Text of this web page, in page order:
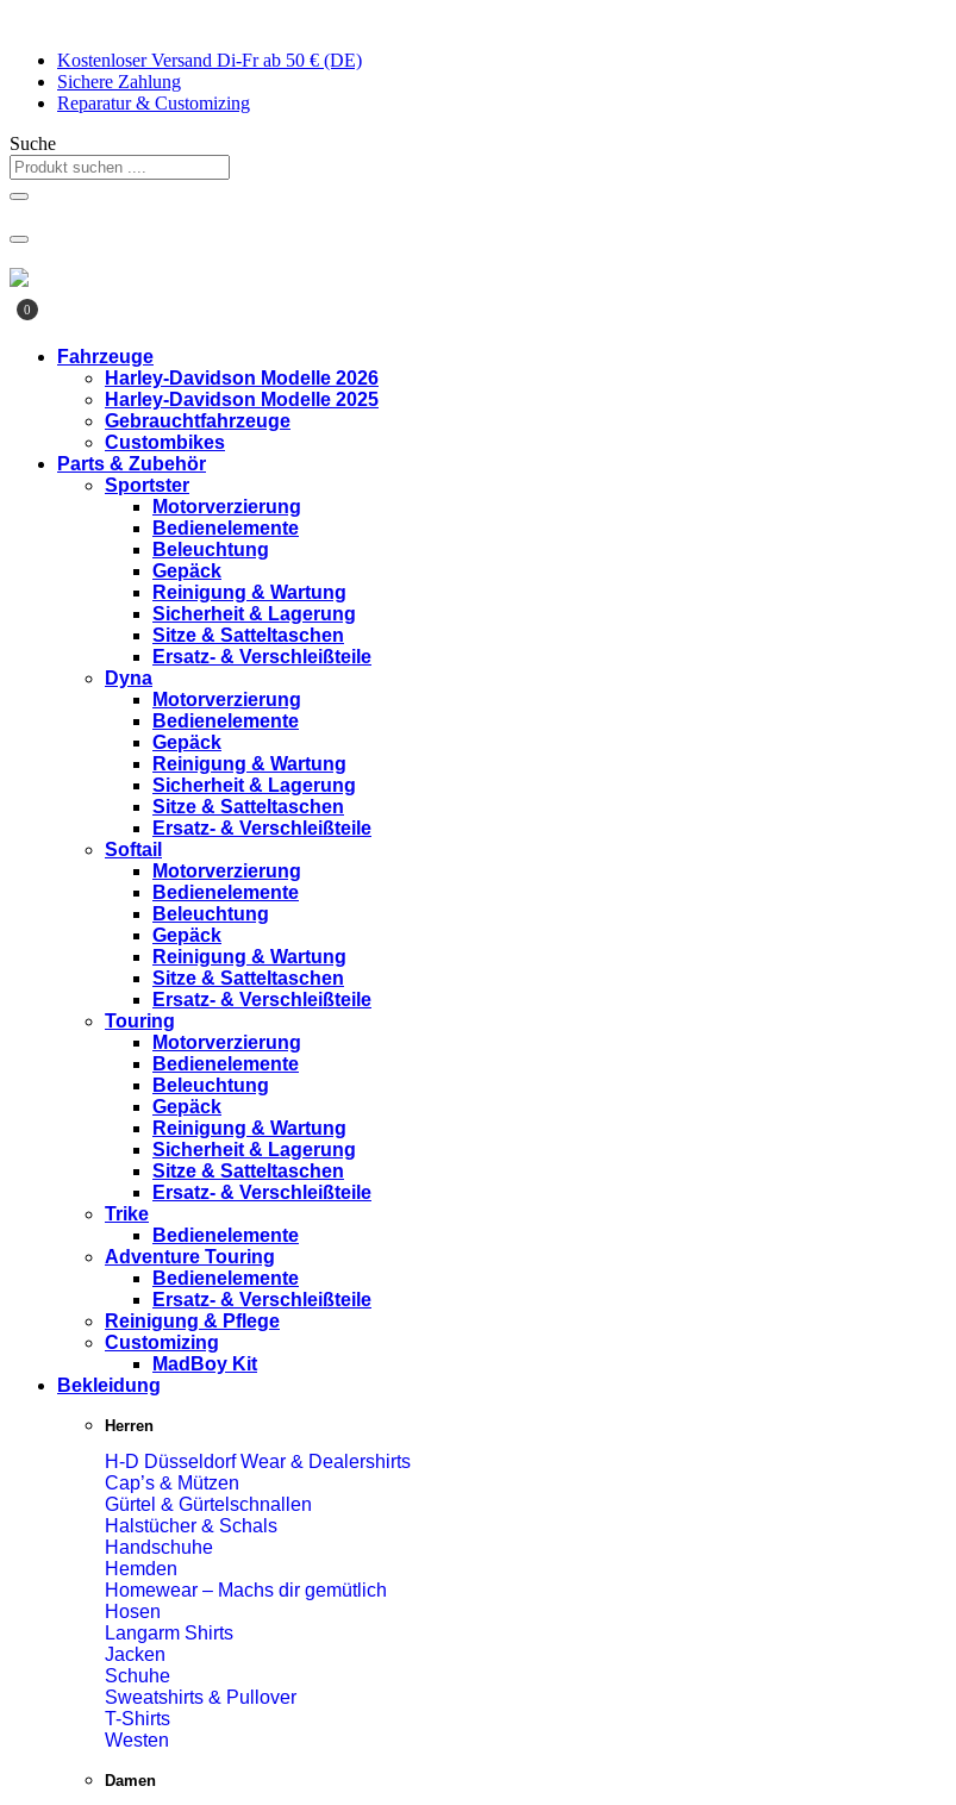
springenKostenloser Versand Di-Fr ab 50 € (DE)
Sichere Zahlung
Reparatur & Customizing
Suche
0
Fahrzeuge
Harley-Davidson Modelle 2026
Harley-Davidson Modelle 2025
Gebrauchtfahrzeuge
Custombikes
Parts & Zubehör
Sportster
Motorverzierung
Bedienelemente
Beleuchtung
Gepäck
Reinigung & Wartung
Sicherheit & Lagerung
Sitze & Satteltaschen
Ersatz- & Verschleißteile
Dyna
Motorverzierung
Bedienelemente
Gepäck
Reinigung & Wartung
Sicherheit & Lagerung
Sitze & Satteltaschen
Ersatz- & Verschleißteile
Softail
Motorverzierung
Bedienelemente
Beleuchtung
Gepäck
Reinigung & Wartung
Sitze & Satteltaschen
Ersatz- & Verschleißteile
Touring
Motorverzierung
Bedienelemente
Beleuchtung
Gepäck
Reinigung & Wartung
Sicherheit & Lagerung
Sitze & Satteltaschen
Ersatz- & Verschleißteile
Trike
Bedienelemente
Adventure Touring
Bedienelemente
Ersatz- & Verschleißteile
Reinigung & Pflege
Customizing
MadBoy Kit
Bekleidung
Herren
H-D Düsseldorf Wear & Dealershirts
Cap’s & Mützen
Gürtel & Gürtelschnallen
Halstücher & Schals
Handschuhe
Hemden
Homewear – Machs dir gemütlich
Hosen
Langarm Shirts
Jacken
Schuhe
Sweatshirts & Pullover
T-Shirts
Westen
Damen